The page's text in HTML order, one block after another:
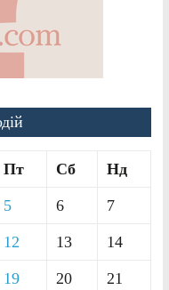
Пт Сб Нд
5 6 7
12 13 14
19 20 21